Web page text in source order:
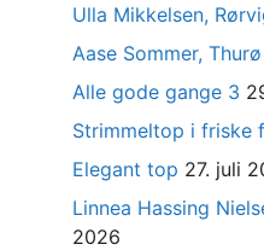
Ulla Mikkelsen,
Aase Sommer, Thurø
Alle gode gange 3
Strimmeltop i friske
Elegant top 27. juli
Linnea Hassing
2026